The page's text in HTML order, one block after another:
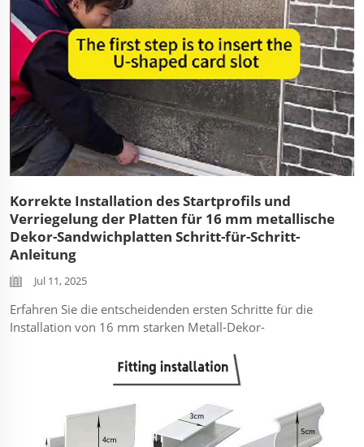
Korrekte Installation des Startprofils und
Verriegelung der Platten für 16 mm metallische
Dekor-Sandwichplatten Schritt-für-Schritt-
Anleitung
Jul 11, 2025
Erfahren Sie die entscheidenden ersten Schritte für die
Installation von 16 mm starken Metall-Dekor-
Installation des Starter-Profils: Wie man das Basis-
Starterprofil sicher befestigt, um eine ebene Grundlage zu